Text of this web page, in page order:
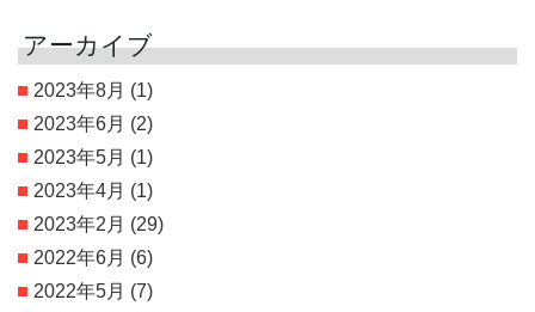
アーカイブ
2023年8月 (1)
2023年6月 (2)
2023年5月 (1)
2023年4月 (1)
2023年2月 (29)
2022年6月 (6)
2022年5月 (7)